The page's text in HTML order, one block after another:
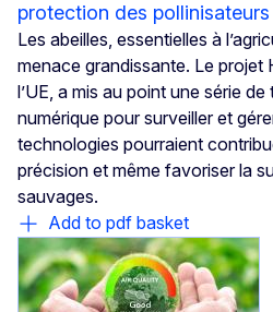
protection des pollinisateurs
Les abeilles, essentielles à
menace grandissante. Le projet
l’UE, a mis au point une série
numérique pour surveiller et
technologies pourraient
précision et même favoriser la
sauvages.
Add to pdf basket